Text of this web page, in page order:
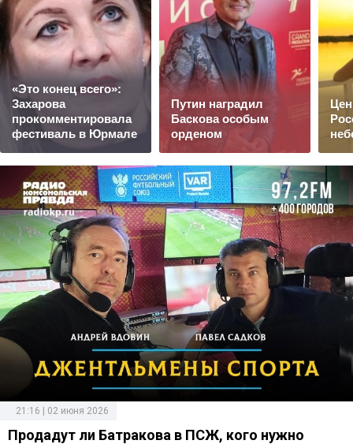
«Это конец всего»:
Захарова
прокомментировала
фестиваль в Юрмале
Путин наградил
Баскова особым
орденом
21:16 | 02 июня 2026
Продадут ли Батракова в ПСЖ, кого нужно